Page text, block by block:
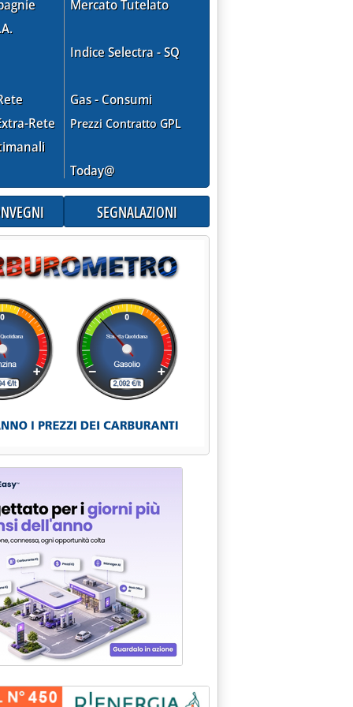
in cui si annuncia la vendita dell'impianto
alle 13.17.
Rete
Mercato Tutelato
Indice Selectra - SQ
Gas - Consumi
Prezzi Contratto GPL
Today@
SEGNALAZIONI